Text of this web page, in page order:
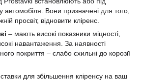
автомобіля. Вони призначені для того,
просвіт, відновити кліренс.
– мають високі показники міцності,
навантаження. За наявності
покриття – слабо схильні до корозії
для збільшення кліренсу на ваш